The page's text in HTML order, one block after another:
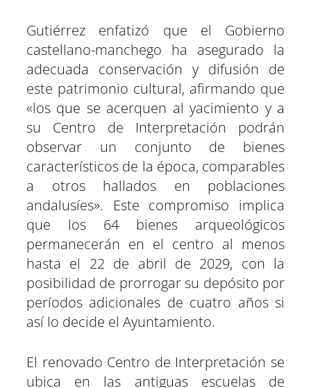
Gutiérrez enfatizó que el Gobierno
castellano-manchego ha asegurado la
adecuada conservación y difusión de
este patrimonio cultural, afirmando que
«los que se acerquen al yacimiento y a
su Centro de Interpretación podrán
observar un conjunto de bienes
característicos de la época, comparables
a otros hallados en poblaciones
andalusíes». Este compromiso implica
que los 64 bienes arqueológicos
permanecerán en el centro al menos
hasta el 22 de abril de 2029, con la
posibilidad de prorrogar su depósito por
períodos adicionales de cuatro años si
así lo decide el Ayuntamiento.
El renovado Centro de Interpretación se
ubica en las antiguas escuelas de